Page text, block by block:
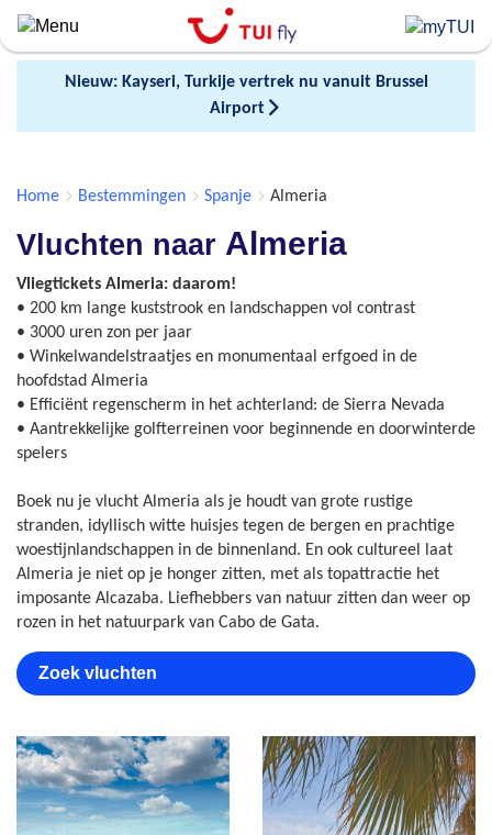
Skip
to
main
Nieuw: Kayseri, Turkije vertrek nu vanuit Brussel
Airport
Home Bestemmingen Spanje Almeria
Vluchten naar Almeria
Vliegtickets Almeria: daarom!
• 200 km lange kuststrook en landschappen vol contrast
• 3000 uren zon per jaar
• Winkelwandelstraatjes en monumentaal erfgoed in de
hoofdstad Almeria
• Efficiënt regenscherm in het achterland: de Sierra Nevada
• Aantrekkelijke golfterreinen voor beginnende en doorwinterde
spelers
Boek nu je vlucht Almeria als je houdt van grote rustige
stranden, idyllisch witte huisjes tegen de bergen en prachtige
woestijnlandschappen in de binnenland. En ook cultureel laat
Almeria je niet op je honger zitten, met als topattractie het
imposante Alcazaba. Liefhebbers van natuur zitten dan weer op
rozen in het natuurpark van Cabo de Gata.
Zoek vluchten